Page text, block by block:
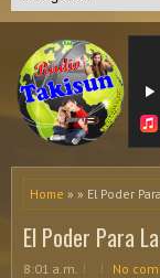
Home » » El Poder
El Poder Para
8:01 a.m. No